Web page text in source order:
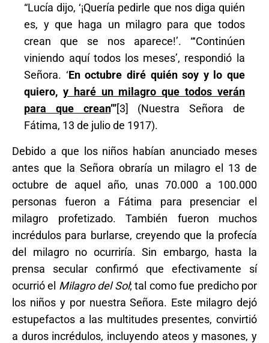
“Lucía dijo, ‘¡Quería pedirle que nos diga quién
es, y que haga un milagro para que todos
crean que se nos aparece!’. “‘Continúen
viniendo aquí todos los meses’, respondió la
Señora. ‘En octubre diré quién soy y lo que
quiero,y haré un milagro que todos verán
para que crean’”[3] (Nuestra Señora de
Fátima, 13 de julio de 1917).
Debido a que los niños habían anunciado meses
antes que la Señora obraría un milagro el 13 de
octubre de aquel año, unas 70.000 a 100.000
personas fueron a Fátima para presenciar el
milagro profetizado. También fueron muchos
incrédulos para burlarse, creyendo que la profecía
del milagro no ocurriría. Sin embargo, hasta la
prensa secular confirmó que efectivamente sí
ocurrió el Milagro del Sol; tal como fue predicho por
los niños y por nuestra Señora. Este milagro dejó
estupefactos a las multitudes presentes, convirtió
a duros incrédulos, incluyendo ateos y masones, y